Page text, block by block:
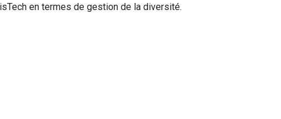
en termes de gestion de la diversité.